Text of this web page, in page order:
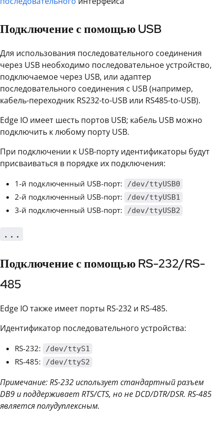
Подключение с помощью USB
Для использования последовательного соединения
через USB необходимо последовательное устройство,
подключаемое через USB, или адаптер
последовательного соединения с USB (например,
кабель-переходник RS232-to-USB или RS485-to-USB).
Edge IO имеет шесть портов USB; кабель USB можно
подключить к любому порту USB.
При подключении к USB-порту идентификаторы будут
присваиваться в порядке их подключения:
1-й подключенный USB-порт: /dev/ttyUSB0
2-й подключенный USB-порт: /dev/ttyUSB1
3-й подключенный USB-порт: /dev/ttyUSB2
...
Подключение с помощью RS-232/RS-
485
Edge IO также имеет порты RS-232 и RS-485.
Идентификатор последовательного устройства:
RS-232: /dev/ttyS1
RS-485: /dev/ttyS2
Примечание: RS-232 использует стандартный разъем
DB9 и поддерживает RTS/CTS, но не DCD/DTR/DSR. RS-485
является полудуплексным.